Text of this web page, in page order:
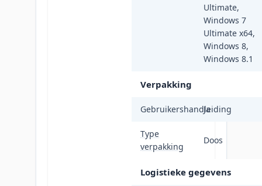
Ultimate,
Windows 7
Ultimate x64,
Windows 8,
Windows 8.1
Verpakking
Gebruikershandleiding
Ja
Type
verpakking
Doos
Logistieke gegevens